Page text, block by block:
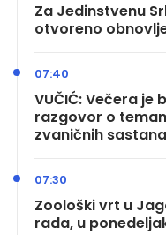
Za Jedinstvenu
otvoreno
VUČIĆ: Večera
razgovor o
zvaničnih
07:40
Zoološki vrt u
rada, u
07:30